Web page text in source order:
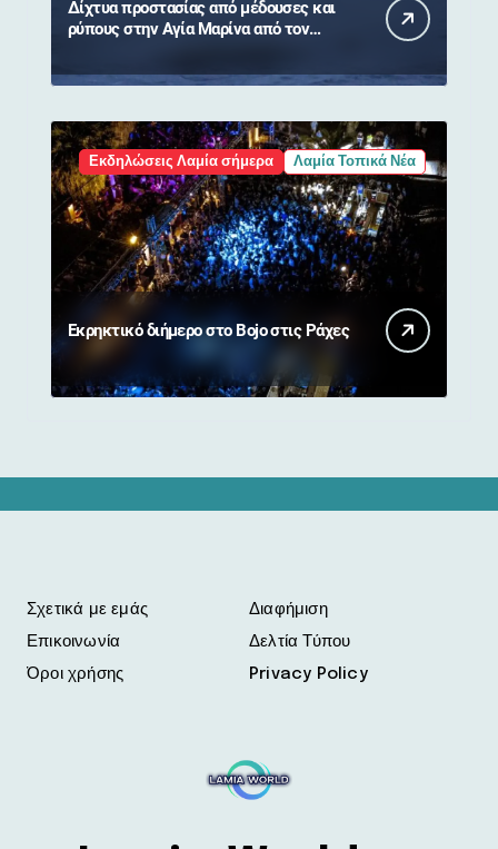
Δίχτυα προστασίας από μέδουσες και
ρύπους στην Αγία Μαρίνα από τον
Εκδηλώσεις Λαμία σήμερα Λαμία Τοπικά Νέα
Εκρηκτικό διήμερο στο Bojo στις Ράχες
Σχετικά με εμάς
Επικοινωνία
Όροι χρήσης
Διαφήμιση
Δελτία Τύπου
Privacy Policy